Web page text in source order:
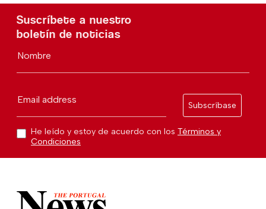
Suscríbete a nuestro
boletín de noticias
Nombre
Email address
Subscríbase
He leído y estoy de acuerdo con los Términos y
Condiciones